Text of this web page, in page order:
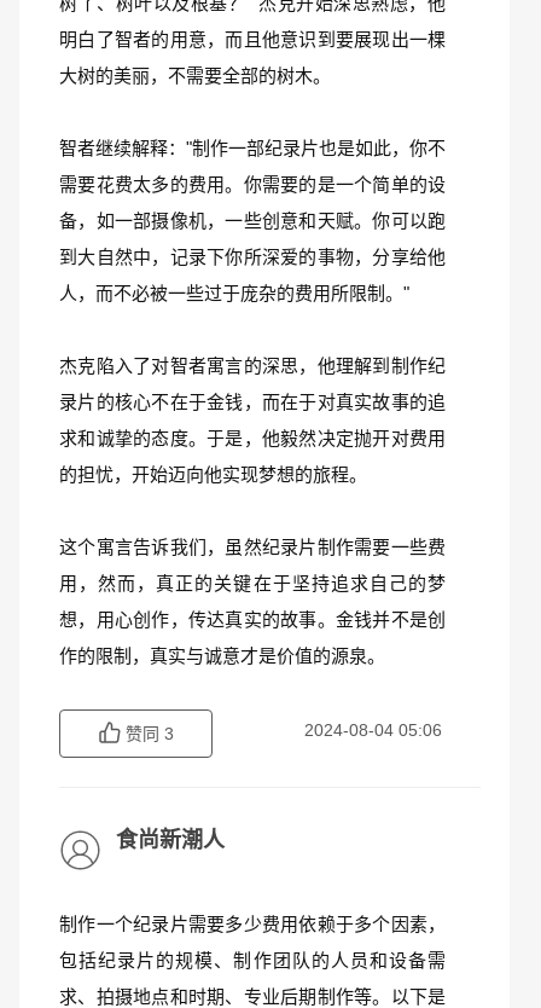
明白了智者的用意，而且他意识到要展现出一棵
大树的美丽，不需要全部的树木。
智者继续解释："制作一部纪录片也是如此，你不
需要花费太多的费用。你需要的是一个简单的设
备，如一部摄像机，一些创意和天赋。你可以跑
到大自然中，记录下你所深爱的事物，分享给他
人，而不必被一些过于庞杂的费用所限制。"
杰克陷入了对智者寓言的深思，他理解到制作纪
录片的核心不在于金钱，而在于对真实故事的追
求和诚挚的态度。于是，他毅然决定抛开对费用
的担忧，开始迈向他实现梦想的旅程。
这个寓言告诉我们，虽然纪录片制作需要一些费
用，然而，真正的关键在于坚持追求自己的梦
想，用心创作，传达真实的故事。金钱并不是创
作的限制，真实与诚意才是价值的源泉。
赞同 3 2024-08-04 05:06
食尚新潮人
制作一个纪录片需要多少费用依赖于多个因素，
包括纪录片的规模、制作团队的人员和设备需
求、拍摄地点和时期、专业后期制作等。以下是